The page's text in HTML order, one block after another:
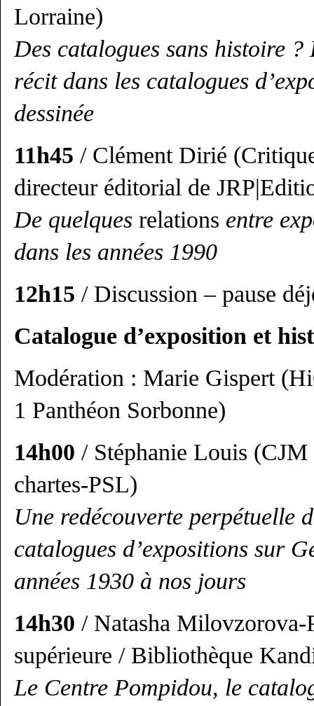
Lorraine)
Des catalogues sans histoire
récit dans les catalogues
dessinée
11h45 / Clément Dirié
directeur éditorial de
De quelques relations entre
dans les années 1990
12h15 / Discussion – pause
Catalogue d’exposition et
Modération : Marie Gispert
1 Panthéon Sorbonne)
14h00 / Stéphanie Louis
chartes-PSL)
Une redécouverte perpétuelle
catalogues d’expositions sur
années 1930 à nos jours
14h30 / Natasha
supérieure / Bibliothèque
Le Centre Pompidou, le